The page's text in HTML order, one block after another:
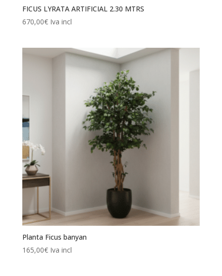
FICUS LYRATA ARTIFICIAL 2.30 MTRS
670,00€ Iva incl
Planta Ficus banyan
165,00€ Iva incl